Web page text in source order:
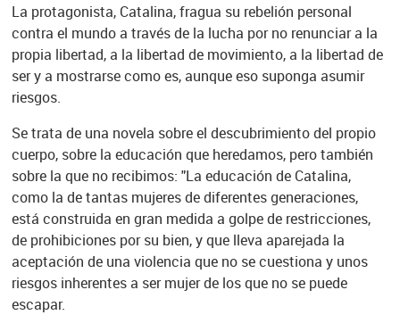
La protagonista, Catalina, fragua su rebelión personal
contra el mundo a través de la lucha por no renunciar a la
propia libertad, a la libertad de movimiento, a la libertad de
ser y a mostrarse como es, aunque eso suponga asumir
riesgos.
Se trata de una novela sobre el descubrimiento del propio
cuerpo, sobre la educación que heredamos, pero también
sobre la que no recibimos: "La educación de Catalina,
como la de tantas mujeres de diferentes generaciones,
está construida en gran medida a golpe de restricciones,
de prohibiciones por su bien, y que lleva aparejada la
aceptación de una violencia que no se cuestiona y unos
riesgos inherentes a ser mujer de los que no se puede
escapar.